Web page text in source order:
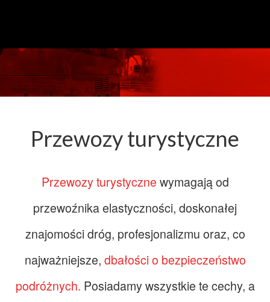
Przewozy turystyczne
Przewozy turystyczne wymagają od
przewoźnika elastyczności, doskonałej
znajomości dróg, profesjonalizmu oraz, co
najważniejsze, dbałości o bezpieczeństwo
podróżnych. Posiadamy wszystkie te cechy, a